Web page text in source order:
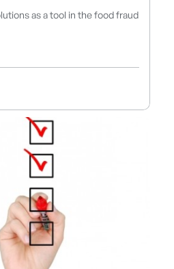
as a tool in the food fraud